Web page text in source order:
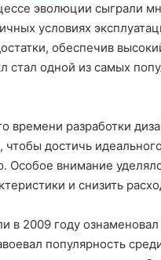
эволюции сыграли
условиях
обеспечив
стал одной из самых
времени разработки
чтобы достичь
Особое внимание
и снизить
в 2009 году
популярность